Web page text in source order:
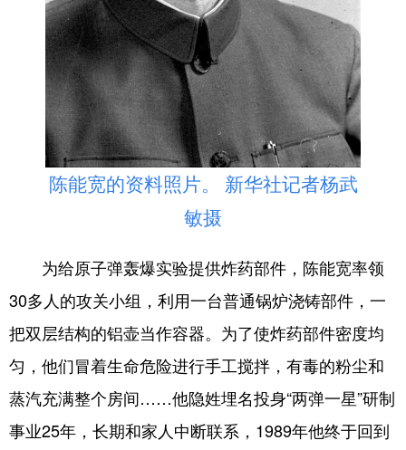
陈能宽的资料照片。 新华社记者杨武
敏摄
为给原子弹轰爆实验提供炸药部件，陈能宽率领
30多人的攻关小组，利用一台普通锅炉浇铸部件，一
把双层结构的铝壶当作容器。为了使炸药部件密度均
匀，他们冒着生命危险进行手工搅拌，有毒的粉尘和
蒸汽充满整个房间……他隐姓埋名投身“两弹一星”研制
事业25年，长期和家人中断联系，1989年他终于回到